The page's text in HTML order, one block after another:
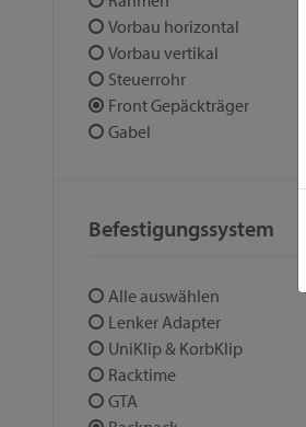
Vorbau horizontal
Vorbau vertikal
Steuerrohr
Front Gepäckträger
Gabel
Befestigungssystem
Alle auswählen
Lenker Adapter
UniKlip & KorbKlip
Racktime
GTA